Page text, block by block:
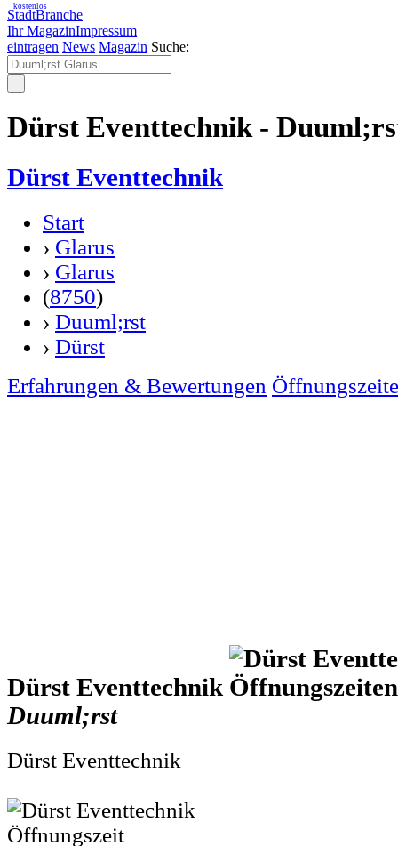
StadtBranche
Ihr MagazinImpressum
kostenlos
eintragen News Magazin Suche:
Dürst Eventtechnik -
Dürst Eventtechnik
Start
› Glarus
› Glarus
(8750)
› Duuml;rst
› Dürst
Erfahrungen & Bewertungen
Dürst Eventtechnik
Duuml;rst
Dürst Eventtechnik